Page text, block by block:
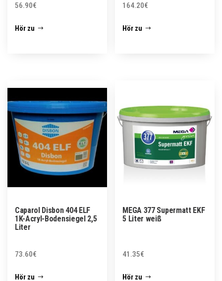
56.90€
Hör zu
164.20€
Hör zu
Caparol Disbon 404 ELF
1K-Acryl-Bodensiegel 2,5
Liter
73.60€
Hör zu
MEGA 377 Supermatt EKF
5 Liter weiß
41.35€
Hör zu